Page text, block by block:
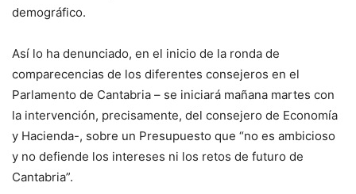
demográfico.
Así lo ha denunciado, en el inicio de la ronda de
comparecencias de los diferentes consejeros en el
Parlamento de Cantabria – se iniciará mañana martes con
la intervención, precisamente, del consejero de Economía
y Hacienda-, sobre un Presupuesto que “no es ambicioso
y no defiende los intereses ni los retos de futuro de
Cantabria”.